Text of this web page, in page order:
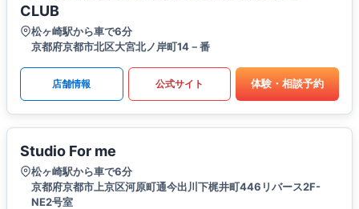
CLUB
松ヶ崎駅から車で6分
京都府京都市北区大宮北ノ岸町14－番
店舗情報 公式サイト 体験・相談予約
Studio For me
松ヶ崎駅から車で6分
京都府京都市上京区河原町通今出川下梶井町446リバース2F-
NE2号室